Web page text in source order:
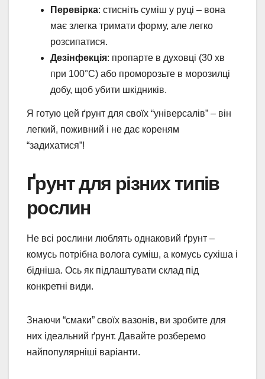
Перевірка: стисніть суміш у руці – вона
має злегка тримати форму, але легко
розсипатися.
Дезінфекція: пропарте в духовці (30 хв
при 100°C) або проморозьте в морозилці
добу, щоб убити шкідників.
Я готую цей ґрунт для своїх “універсалів” – він
легкий, поживний і не дає кореням
“задихатися”!
Ґрунт для різних типів
рослин
Не всі рослини люблять однаковий ґрунт –
комусь потрібна волога суміш, а комусь сухіша і
бідніша. Ось як підлаштувати склад під
конкретні види.
Знаючи “смаки” своїх вазонів, ви зробите для
них ідеальний ґрунт. Давайте розберемо
найпопулярніші варіанти.